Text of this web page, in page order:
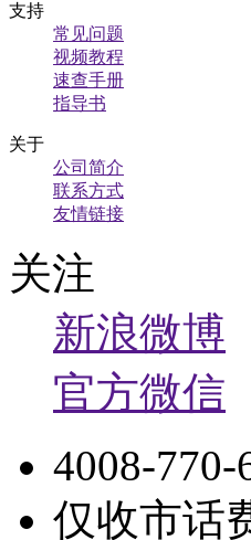
支持
常见问题
视频教程
速查手册
指导书
关于
公司简介
联系方式
友情链接
关注
新浪微博
官方微信
4008-770-
仅收市话